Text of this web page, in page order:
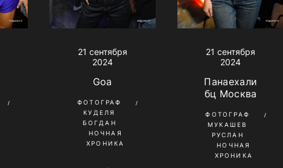
21 сентября
2024
Goa
ФОТОГРАФ
КУДЕЛЯ
БОГДАН
НОЧНАЯ
ХРОНИКА
21 сентября
2024
Панаехали
бц Москва
ФОТОГРАФ
МУКАШЕВ
РУСЛАН
НОЧНАЯ
ХРОНИКА